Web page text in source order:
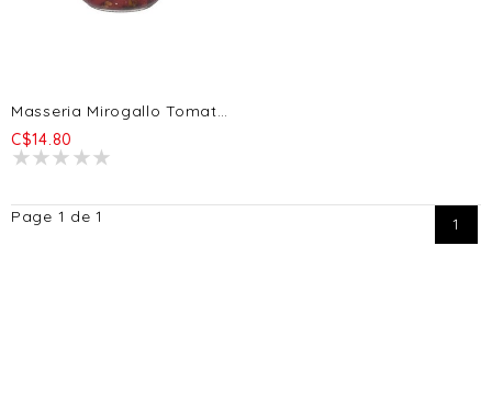
Masseria Mirogallo Tomates Séchées - Marinées En Huile Olive Extra Vierge - Evoo - 195g
C$14.80
Page 1 de 1 1